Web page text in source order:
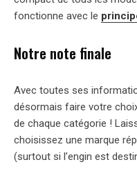
fonctionne avec le
Notre note finale
Avec toutes ses
désormais faire votre
de chaque catégorie !
choisissez une marque
(surtout si l’engin est